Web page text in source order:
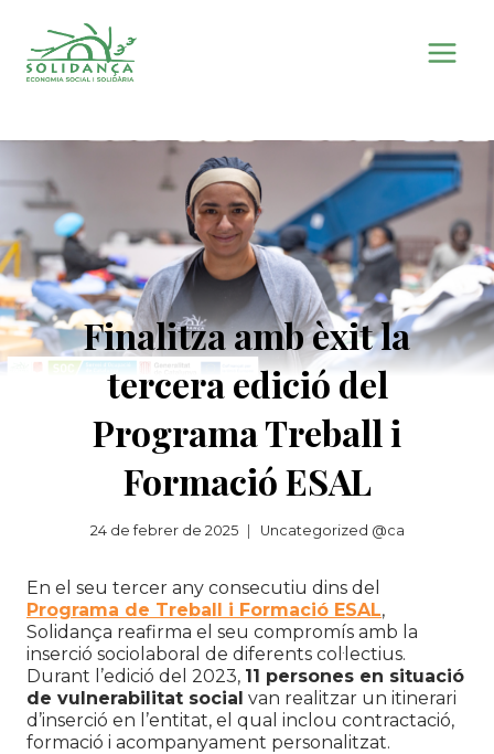
contingut
Finalitza amb èxit la
tercera edició del
Programa Treball i
Formació ESAL
24 de febrer de 2025 Uncategorized @ca
En el seu tercer any consecutiu dins del
Programa de Treball i Formació ESAL,
Solidança reafirma el seu compromís amb la
inserció sociolaboral de diferents col·lectius.
Durant l’edició del 2023, 11 persones en situació
de vulnerabilitat social van realitzar un itinerari
d’inserció en l’entitat, el qual inclou contractació,
formació i acompanyament personalitzat.